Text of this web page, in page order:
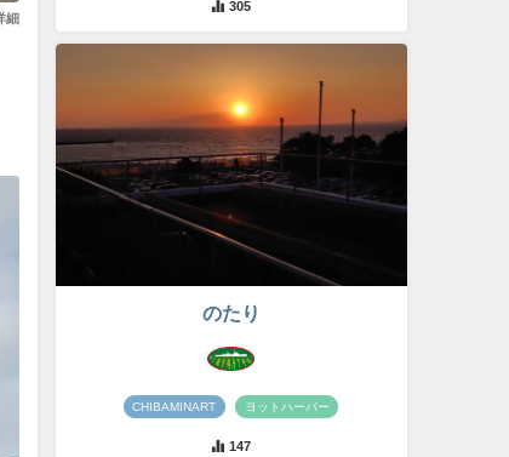
細
305
のたり
CHIBAMINART ヨットハーバー
147